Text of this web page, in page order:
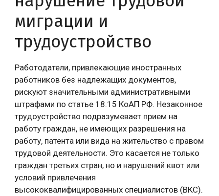
миграции и
трудоустройство
Работодатели, привлекающие иностранных
работников без надлежащих документов,
рискуют значительными административными
штрафами по статье 18.15 КоАП РФ. Незаконное
трудоустройство подразумевает прием на
работу граждан, не имеющих разрешения на
работу, патента или вида на жительство с правом
трудовой деятельности. Это касается не только
граждан третьих стран, но и нарушений квот или
условий привлечения
высококвалифицированных специалистов (ВКС).